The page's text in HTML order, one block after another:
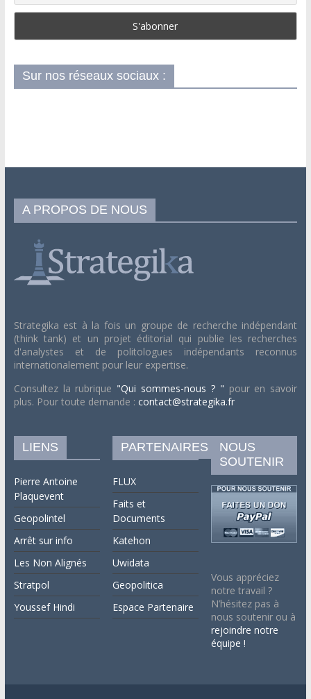
Sur nos réseaux sociaux :
A PROPOS DE NOUS
Strategika est à la fois un groupe de recherche indépendant
(think tank) et un projet éditorial qui publie les recherches
d'analystes et de politologues indépendants reconnus
internationalement pour leur expertise.
Consultez la rubrique "Qui sommes-nous ? " pour en savoir
plus. Pour toute demande : contact@strategika.fr
LIENS
Pierre Antoine
Plaquevent
Geopolintel
Arrêt sur info
Les Non Alignés
Stratpol
Youssef Hindi
PARTENAIRES
FLUX
Faits et
Documents
Katehon
Uwidata
Geopolitica
Espace Partenaire
NOUS
SOUTENIR
Vous appréciez
notre travail ?
N’hésitez pas à
nous soutenir ou à
rejoindre notre
équipe !